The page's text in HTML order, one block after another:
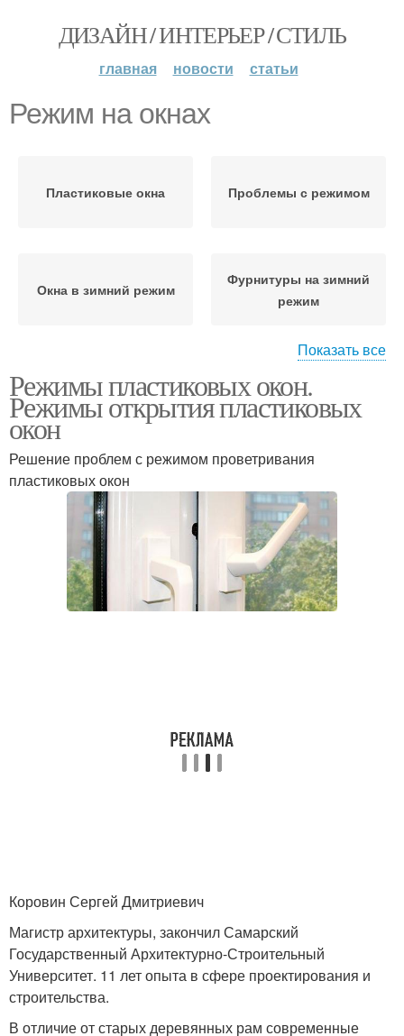
ДИЗАЙН / ИНТЕРЬЕР / СТИЛЬ
главная новости статьи
Режим на окнах
Пластиковые окна Проблемы с режимом
Окна в зимний режим
Фурнитуры на зимний
режим
Зимний режим Летний режим
Показать все
Режимы пластиковых окон.
Режимы открытия пластиковых
окон
Решение проблем с режимом проветривания
пластиковых окон
Коровин Сергей Дмитриевич
Магистр архитектуры, закончил Самарский
Государственный Архитектурно-Строительный
Университет. 11 лет опыта в сфере проектирования и
строительства.
В отличие от старых деревянных рам современные